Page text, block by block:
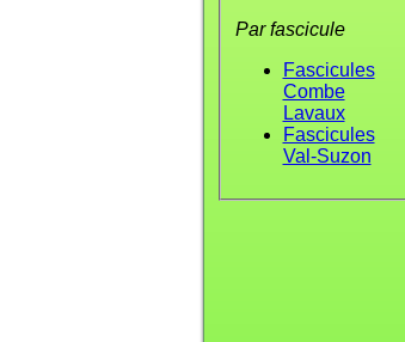
Par fascicule
Fascicules
Combe
Lavaux
Fascicules
Val-Suzon